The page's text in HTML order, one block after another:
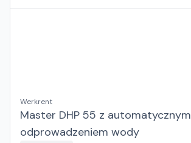
Werkrent
Master DHP 55 z automatycznym
odprowadzeniem wody